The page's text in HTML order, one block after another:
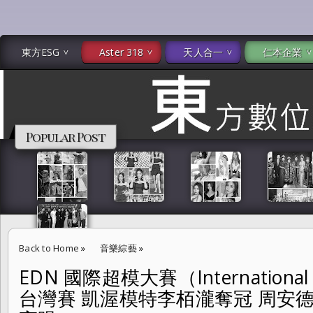
東方ESG Aster 318 天人合一 仁本企業
Popular Post
Back to Home » 音樂綜藝»
EDN 國際超模大賽（International Super Model Contest）台灣賽 凱
徐東賢表現亮眼
EDN 國際超模大賽（
台灣賽 凱渥模特李栢瀧奪冠 周安